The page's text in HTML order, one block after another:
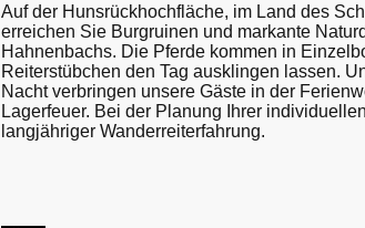
Auf der Hunsrückhochfläche, im Land des
erreichen Sie Burgruinen und markante
Hahnenbachs. Die Pferde kommen in
Reiterstübchen den Tag ausklingen lassen.
Nacht verbringen unsere Gäste in der
Lagerfeuer. Bei der Planung Ihrer
langjähriger Wanderreiterfahrung.